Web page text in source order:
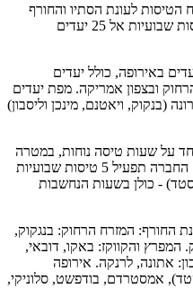
לעונת הסתיו והחורף
הקרובה. התוכנית כוללת מעל 250 טיסות שבועיות אל 25 יעדים
באירופה, כולל יעדים
ובצפון אמריקה. מפת יעדים
(בנקוק, ויאטנם, מינכן וליסבון)
על שעות טיסה נוחות, במטרה
להתאים עצמה לצרכי ונוחות הנוסעים. החברה תפעיל 5 טיסות שבועיות
(סטנסטד) - כולן בשעות הנחשבות
החורף: המזרח הרחוק: בנגקוק,
המפרץ והקווקז: באקו, דובאי,
אתונה, לרנקה. אירופה
אמסטרדם, בודפשט, סלוניקי,